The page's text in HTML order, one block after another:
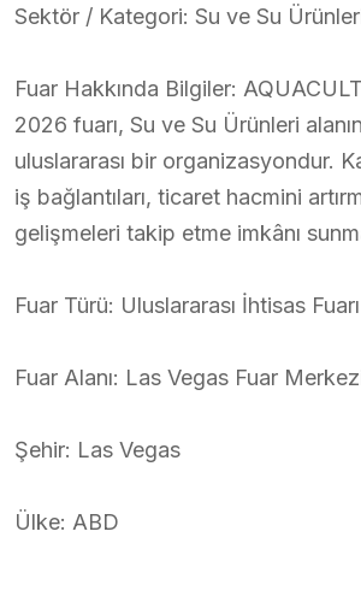
Sektör / Kategori: Su ve Su
Fuar Hakkında Bilgiler:
2026 fuarı, Su ve Su Ürünleri
uluslararası bir organizasyondur.
iş bağlantıları, ticaret hacmini
gelişmeleri takip etme imkânı
Fuar Türü: Uluslararası İhtisas Fuarı
Fuar Alanı: Las Vegas Fuar
Şehir: Las Vegas
Ülke: ABD